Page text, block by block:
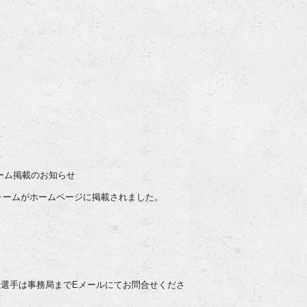
掲載のお知らせ
ムがホームページに掲載されました。
手は事務局までEメールにてお問合せくださ